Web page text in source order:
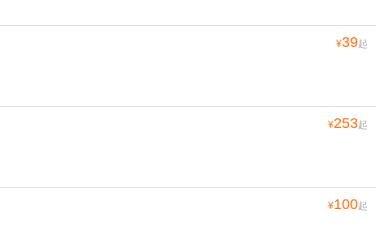
¥39起
¥253起
¥100起